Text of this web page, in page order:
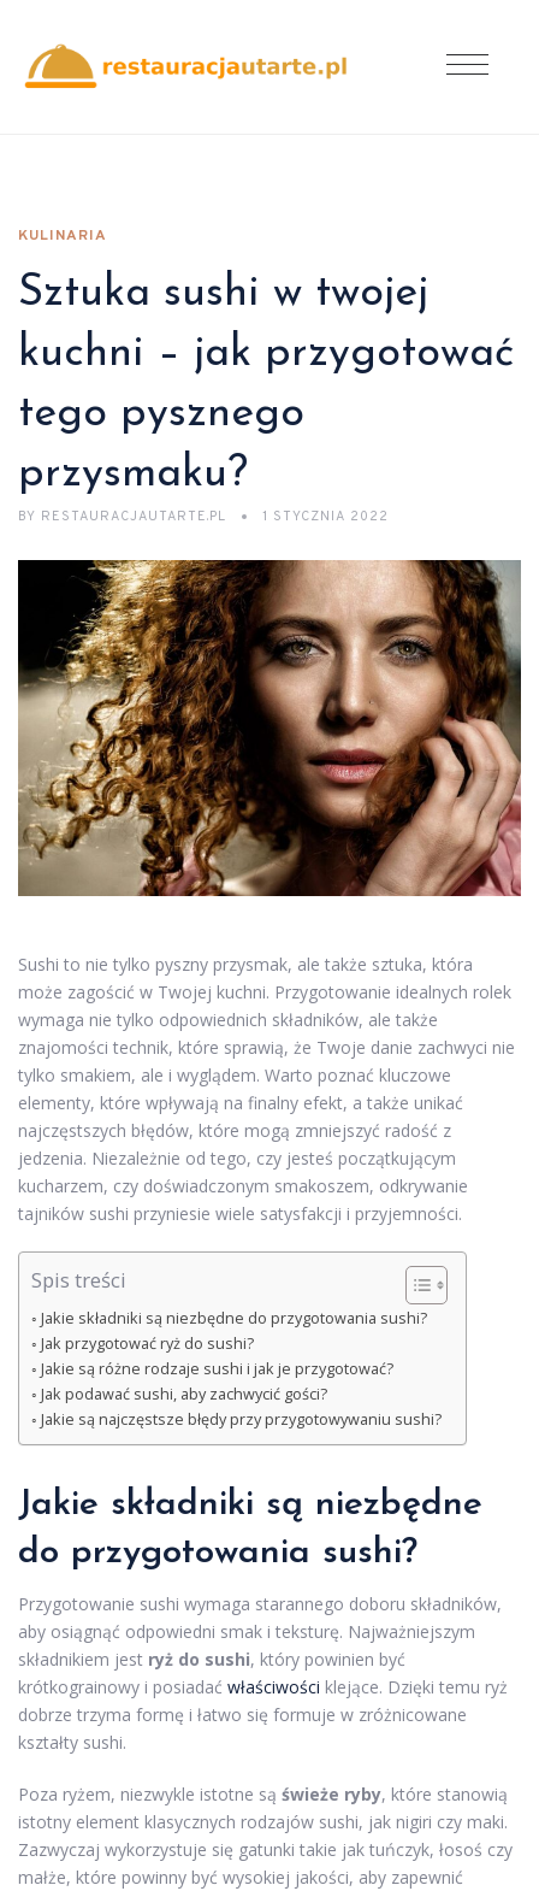
KULINARIA
Sztuka sushi w twojej
kuchni – jak przygotować
tego pysznego
przysmaku?
BY RESTAURACJAUTARTE.PL 1 STYCZNIA 2022
Sushi to nie tylko pyszny przysmak, ale także sztuka, która
może zagościć w Twojej kuchni. Przygotowanie idealnych rolek
wymaga nie tylko odpowiednich składników, ale także
znajomości technik, które sprawią, że Twoje danie zachwyci nie
tylko smakiem, ale i wyglądem. Warto poznać kluczowe
elementy, które wpływają na finalny efekt, a także unikać
najczęstszych błędów, które mogą zmniejszyć radość z
jedzenia. Niezależnie od tego, czy jesteś początkującym
kucharzem, czy doświadczonym smakoszem, odkrywanie
tajników sushi przyniesie wiele satysfakcji i przyjemności.
Spis treści
Jakie składniki są niezbędne do przygotowania sushi?
Jak przygotować ryż do sushi?
Jakie są różne rodzaje sushi i jak je przygotować?
Jak podawać sushi, aby zachwycić gości?
Jakie są najczęstsze błędy przy przygotowywaniu sushi?
Jakie składniki są niezbędne
do przygotowania sushi?
Przygotowanie sushi wymaga starannego doboru składników,
aby osiągnąć odpowiedni smak i teksturę. Najważniejszym
składnikiem jest ryż do sushi, który powinien być
krótkograinowy i posiadać właściwości klejące. Dzięki temu ryż
dobrze trzyma formę i łatwo się formuje w zróżnicowane
kształty sushi.
Poza ryżem, niezwykle istotne są świeże ryby, które stanowią
istotny element klasycznych rodzajów sushi, jak nigiri czy maki.
Zazwyczaj wykorzystuje się gatunki takie jak tuńczyk, łosoś czy
małże, które powinny być wysokiej jakości, aby zapewnić